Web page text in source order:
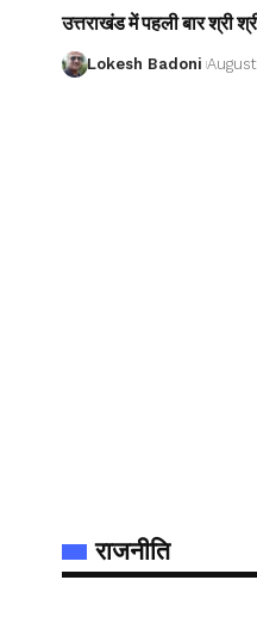
उत्तराखंड में पहली बार श्री
Lokesh Badoni
राजनीति